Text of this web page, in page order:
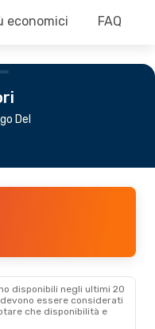
economici FAQ
Del
disponibili negli ultimi 20
essere considerati
che disponibilità e